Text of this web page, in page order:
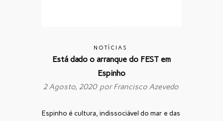
NOTÍCIAS
Está dado o arranque do FEST em
Espinho
2 Agosto, 2020 porFrancisco Azevedo
Espinho é cultura, indissociável do mar e das